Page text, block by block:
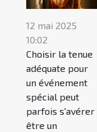
12 mai 2025
10:02
Choisir la tenue
adéquate pour
un événement
spécial peut
parfois s'avérer
être un